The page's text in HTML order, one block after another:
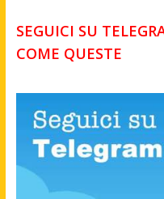
SEGUICI SU
COME QUESTE